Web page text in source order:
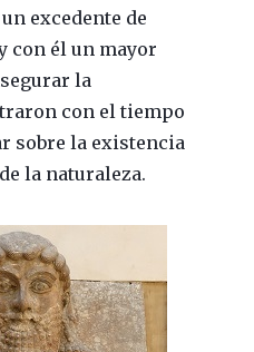
excedente de
con él un mayor
la
con el tiempo
sobre la existencia
la naturaleza.